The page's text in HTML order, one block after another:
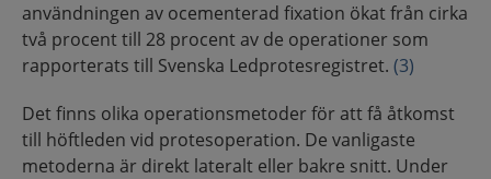
användningen av ocementerad fixation ökat från cirka
två procent till 28 procent av de operationer som
rapporterats till Svenska Ledprotesregistret. (3)
Det finns olika operationsmetoder för att få åtkomst
till höftleden vid protesoperation. De vanligaste
metoderna är direkt lateralt eller bakre snitt. Under